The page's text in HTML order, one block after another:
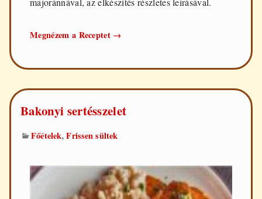
Megnézem a Receptet Gombapörkölt
→
Bakonyi sertésszelet
Főételek,Frissen sültek